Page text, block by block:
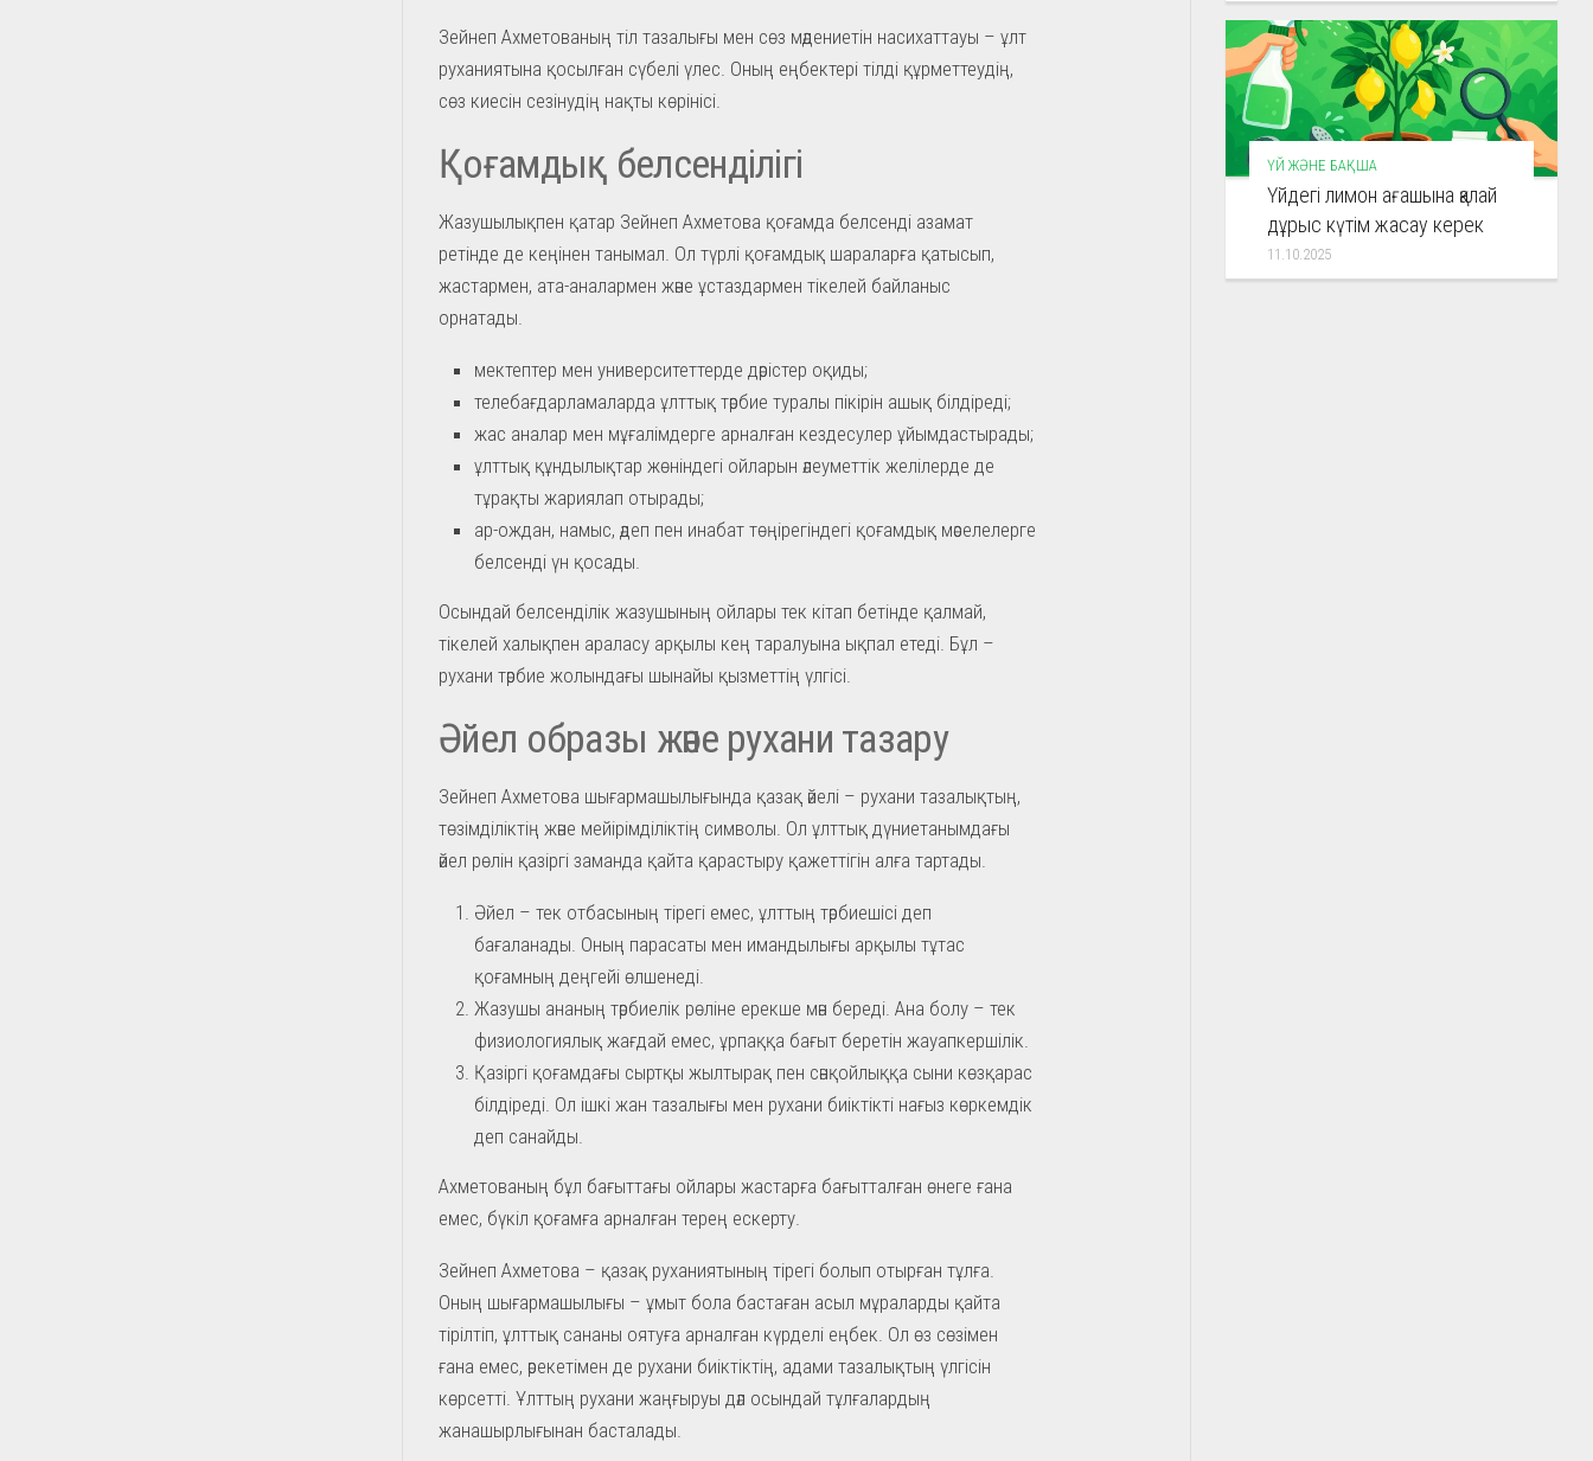
Зейнеп Ахметованың тіл тазалығы мен сөз мәдениетін насихаттауы – ұлт
руханиятына қосылған сүбелі үлес. Оның еңбектері тілді құрметтеудің,
сөз киесін сезінудің нақты көрінісі.
Қоғамдық белсенділігі
Жазушылықпен қатар Зейнеп Ахметова қоғамда белсенді азамат
ретінде де кеңінен танымал. Ол түрлі қоғамдық шараларға қатысып,
жастармен, ата-аналармен және ұстаздармен тікелей байланыс
орнатады.
мектептер мен университеттерде дәрістер оқиды;
телебағдарламаларда ұлттық тәрбие туралы пікірін ашық білдіреді;
жас аналар мен мұғалімдерге арналған кездесулер ұйымдастырады;
ұлттық құндылықтар жөніндегі ойларын әлеуметтік желілерде де
тұрақты жариялап отырады;
ар-ождан, намыс, әдеп пен инабат төңірегіндегі қоғамдық мәселелерге
белсенді үн қосады.
Осындай белсенділік жазушының ойлары тек кітап бетінде қалмай,
тікелей халықпен араласу арқылы кең таралуына ықпал етеді. Бұл –
рухани тәрбие жолындағы шынайы қызметтің үлгісі.
Әйел образы және рухани тазару
Зейнеп Ахметова шығармашылығында қазақ әйелі – рухани тазалықтың,
төзімділіктің және мейірімділіктің символы. Ол ұлттық дүниетанымдағы
әйел рөлін қазіргі заманда қайта қарастыру қажеттігін алға тартады.
Әйел – тек отбасының тірегі емес, ұлттың тәрбиешісі деп
бағаланады. Оның парасаты мен имандылығы арқылы тұтас
қоғамның деңгейі өлшенеді.
Жазушы ананың тәрбиелік рөліне ерекше мән береді. Ана болу – тек
физиологиялық жағдай емес, ұрпаққа бағыт беретін жауапкершілік.
Қазіргі қоғамдағы сыртқы жылтырақ пен сәнқойлыққа сыни көзқарас
білдіреді. Ол ішкі жан тазалығы мен рухани биіктікті нағыз көркемдік
деп санайды.
Ахметованың бұл бағыттағы ойлары жастарға бағытталған өнеге ғана
емес, бүкіл қоғамға арналған терең ескерту.
Зейнеп Ахметова – қазақ руханиятының тірегі болып отырған тұлға.
Оның шығармашылығы – ұмыт бола бастаған асыл мұраларды қайта
тірілтіп, ұлттық сананы оятуға арналған күрделі еңбек. Ол өз сөзімен
ғана емес, әрекетімен де рухани биіктіктің, адами тазалықтың үлгісін
көрсетті. Ұлттың рухани жаңғыруы дәл осындай тұлғалардың
жанашырлығынан басталады.
ҮЙ ЖӘНЕ БАҚША
Үйдегі лимон ағашына қалай
дұрыс күтім жасау керек
11.10.2025